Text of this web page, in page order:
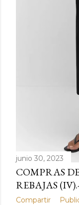
junio 30, 2023
COMPRAS
REBAJAS
Compartir